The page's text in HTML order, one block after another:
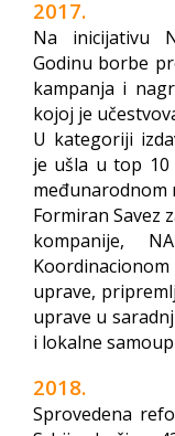
2017.
Na inicijativu
Godinu borbe
kampanja i
kojoj je
U kategoriji
je ušla u top 10
međunarodnom
Formiran Savez
kompanije,
uprave,
uprave u
i lokalne
2018.
Sprovedena